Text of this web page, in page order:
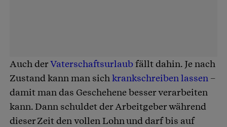
Auch derVaterschaftsurlaubfällt dahin. Je nach
Zustand kann man sichkrankschreiben lassen –
damit man das Geschehene besser verarbeiten
kann. Dann schuldet der Arbeitgeber während
dieser Zeit den vollen Lohn und darf bis auf